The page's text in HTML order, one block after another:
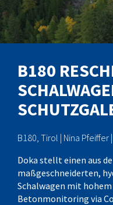
B180
B180, Tirol | Nina Pfeiffer
Doka stellt einen aus
maßgeschneiderten,
Schalwagen mit
Betonmonitoring via